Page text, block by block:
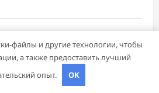
файлы и другие технологии, чтобы
а также предоставить лучший
опыт.
OK